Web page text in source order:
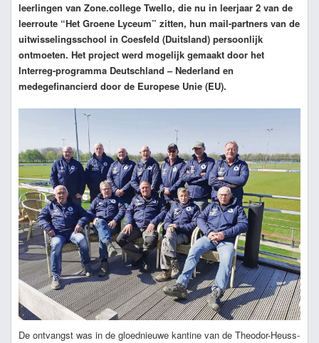
leerlingen van Zone.college Twello, die nu in leerjaar 2 van de
leerroute “Het Groene Lyceum” zitten, hun mail-partners van de
uitwisselingsschool in Coesfeld (Duitsland) persoonlijk
ontmoeten. Het project werd mogelijk gemaakt door het
Interreg-programma Deutschland – Nederland en
medegefinancierd door de Europese Unie (EU).
De ontvangst was in de gloednieuwe kantine van de Theodor-Heuss-